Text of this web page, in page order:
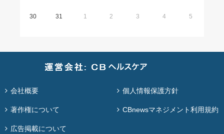
30 31 1 2 3 4 5
会社概要 個人情報保護方針
著作権について CBnewsマネジメント利用規約
広告掲載について